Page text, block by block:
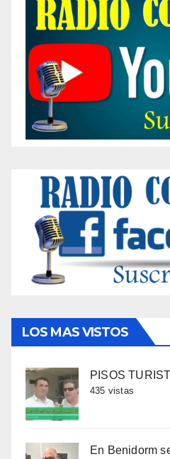
LOS MAS VISTOS
PISOS
435 vistas
En Benidorm